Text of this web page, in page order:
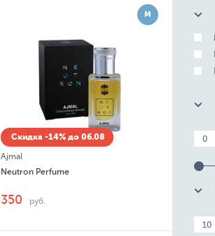
М
Скидка -14% до 06.08
Ajmal
Neutron Perfume
350 руб.